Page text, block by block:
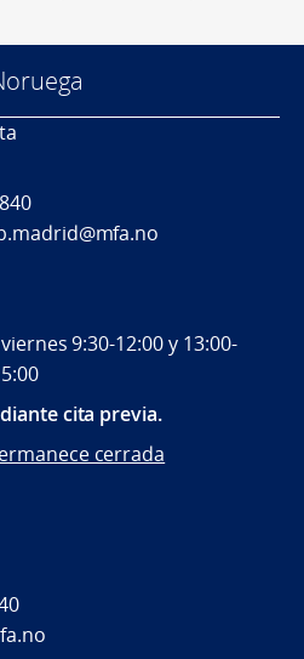
9:30-12:00 y 13:00-
cita previa.
cerrada